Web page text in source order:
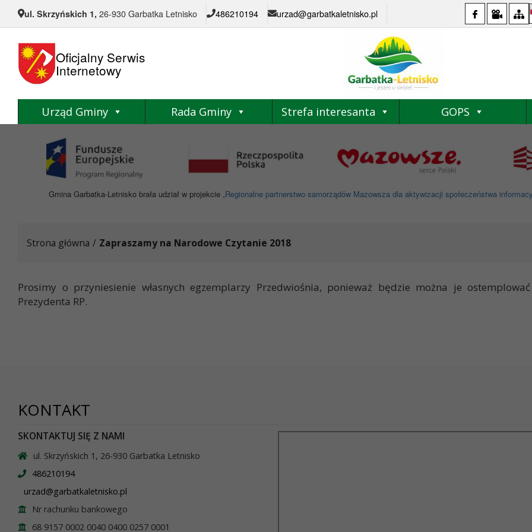
ul. Skrzyńskich 1, 26-930 Garbatka Letnisko 486210194 urzad@garbatkaletnisko.pl
Oficjalny Serwis
Internetowy
Urząd Gminy Rada Gminy Strefa interesanta GOPS
Gmina Garbatka-Letnisko brała udział w projekcie „Regionalne partnerstwo samorządów Mazowsza dla aktywizacji społeczeństwa
Strona główna / Zapraszamy na Narodowe Czytanie 2018
Prosimy o przyniesienie własnych egzemplarzy Przedwiośnia, ponieważ będzie można je
Prezydenta RP.
KONTAKT
SKONTAKTUJ SIĘ Z NAMI
ul. Skrzyńskich 1, 26-930 Garbatka Letnisko
486210194
urzad@garbatkaletnisko.pl
Nr rachunku bankowego
68 9157 0002 0040 0400 0257 0001